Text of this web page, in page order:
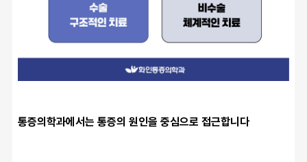
통증의학과에서는 통증의 원인을 중심으로 접근합니다